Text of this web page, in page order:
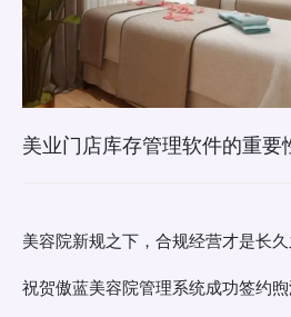
美业门店库存管理软件的重要
美容院新规之下，合规经营才是长
祝贺傲蓝美容院管理系统成功签约